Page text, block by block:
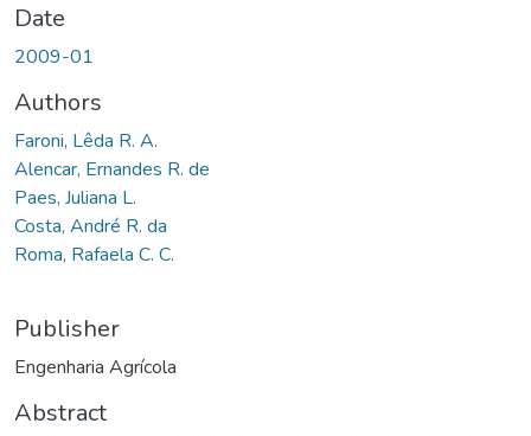
Date
2009-01
Authors
Faroni, Lêda R. A.
Alencar, Ernandes R. de
Paes, Juliana L.
Costa, André R. da
Roma, Rafaela C. C.
Publisher
Engenharia Agrícola
Abstract